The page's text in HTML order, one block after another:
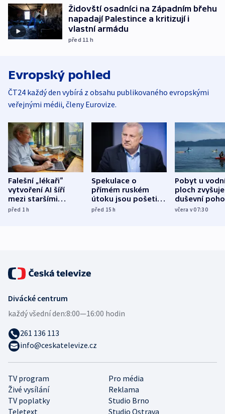
Židovští osadníci na Západním břehu
napadají Palestince a kritizují i
vlastní armádu
před 11 h
Evropský pohled
ČT24 každý den vybírá z obsahu publikovaného evropskými
veřejnými médii, členy Eurovize.
Falešní „lékaři“
vytvoření AI šíří
mezi staršími
Poláky nebezpečné
před 1h
Spekulace o
přímém ruském
útoku jsou pošetilé,
míní estonský
před 15h
Pobyt u
ploch zvyšuje
duševní
ukázala
včera v 07:30
TV program
Pro média
Živé vysílání
Reklama
TV poplatky
Studio Brno
Teletext
Studio Ostrava
Divácké centrum
každý všední den:8:00—16:00 hodin
261 136 113
info@ceskatelevize.cz